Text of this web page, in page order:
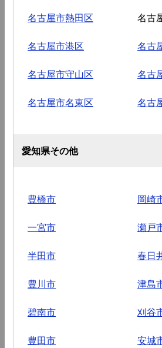
名古屋市熱田区 名古
名古屋市港区 名古
名古屋市守山区 名古
名古屋市名東区 名古
愛知県その他
豊橋市 岡崎
一宮市 瀬戸
半田市 春日
豊川市 津島
碧南市 刈谷
豊田市 安城